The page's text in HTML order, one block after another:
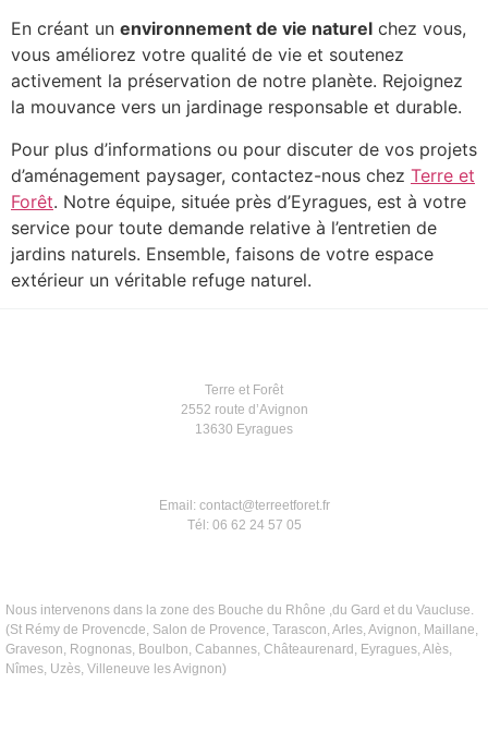
En créant un environnement de vie naturel chez vous,
vous améliorez votre qualité de vie et soutenez
activement la préservation de notre planète. Rejoignez
la mouvance vers un jardinage responsable et durable.
Pour plus d’informations ou pour discuter de vos projets
d’aménagement paysager, contactez-nous chez Terre et
Forêt. Notre équipe, située près d’Eyragues, est à votre
service pour toute demande relative à l’entretien de
jardins naturels. Ensemble, faisons de votre espace
extérieur un véritable refuge naturel.
Terre et Forêt
2552 route d’Avignon
13630 Eyragues
Email: contact@terreetforet.fr
Tél: 06 62 24 57 05
Nous intervenons dans la zone des Bouche du Rhône ,du Gard et du Vaucluse.
(St Rémy de Provencde, Salon de Provence, Tarascon, Arles, Avignon, Maillane,
Graveson, Rognonas, Boulbon, Cabannes, Châteaurenard, Eyragues, Alès,
Nîmes, Uzès, Villeneuve les Avignon)